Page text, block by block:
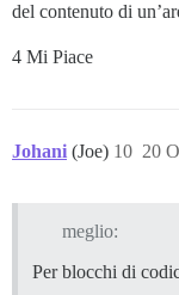
del contenuto di
4 Mi Piace
Johani (Joe) 20
10
meglio:
Per blocchi di